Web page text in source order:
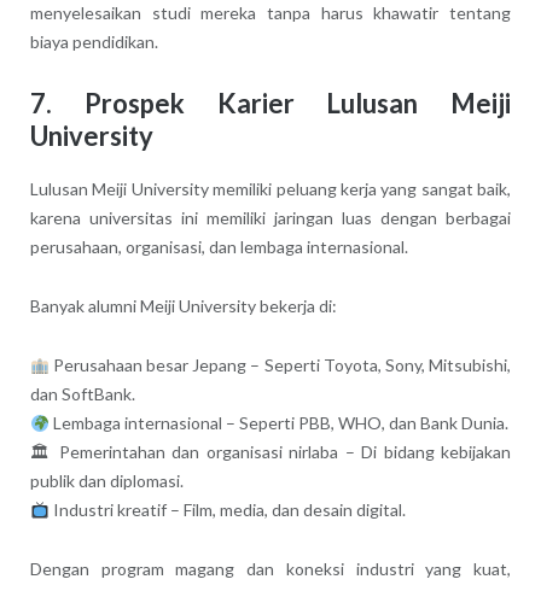
menyelesaikan studi mereka tanpa harus khawatir tentang
biaya pendidikan.
7. Prospek Karier Lulusan Meiji
University
Lulusan Meiji University memiliki peluang kerja yang sangat baik,
karena universitas ini memiliki jaringan luas dengan berbagai
perusahaan, organisasi, dan lembaga internasional.
Banyak alumni Meiji University bekerja di:
Perusahaan besar Jepang – Seperti Toyota, Sony, Mitsubishi,
dan SoftBank.
Lembaga internasional – Seperti PBB, WHO, dan Bank Dunia.
🏛 Pemerintahan dan organisasi nirlaba – Di bidang kebijakan
publik dan diplomasi.
Industri kreatif – Film, media, dan desain digital.
Dengan program magang dan koneksi industri yang kuat,